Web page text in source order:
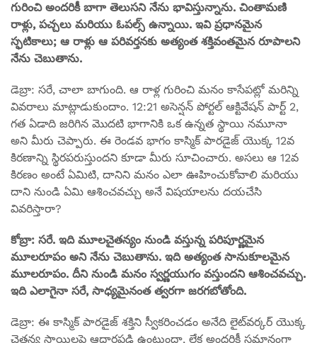
గురించి అందరికీ బాగా తెలుసని నేను భావిస్తున్నాను. చింతామణి
రాళ్లు, పచ్చలు మరియు ఓపల్స్ ఉన్నాయి. ఇవి ప్రధానమైన
స్ఫటికాలు; ఆ రాళ్లు ఆ పరివర్తనకు అత్యంత శక్తివంతమైన రూపాలని
నేను చెబుతాను.
డెబ్రా: సరే, చాలా బాగుంది. ఆ రాళ్ల గురించి మనం కాసేపట్లో మరిన్ని
వివరాలు మాట్లాడుకుందాం. 12:21 అసెన్షన్ పోర్టల్ ఆక్టివేషన్ పార్ట్ 2,
గత ఏడాది జరిగిన మొదటి భాగానికి ఒక ఉన్నత స్థాయి నమూనా
అని మీరు చెప్పారు. ఈ రెండవ భాగం కాస్మిక్ పారడైజ్ యొక్క 12వ
కిరణాన్ని స్థిరపరుస్తుందని కూడా మీరు సూచించారు. అసలు ఆ 12వ
కిరణం అంటే ఏమిటి, దానిని మనం ఎలా ఊహించుకోవాలి మరియు
దాని నుండి ఏమి ఆశించవచ్చు అనే విషయాలను దయచేసి
వివరిస్తారా?
కోబ్రా: సరే. ఇది మూలచైతన్యం నుండి వస్తున్న పరిపూర్ణమైన
మూలరూపం అని నేను చెబుతాను. ఇది అత్యంత సానుకూలమైన
మూలరూపం. దీని నుండి మనం స్వర్ణయుగం వస్తుందని ఆశించవచ్చు.
ఇది ఎలాగైనా సరే, సాధ్యమైనంత త్వరగా జరగబోతోంది.
డెబ్రా: ఈ కాస్మిక్ పారడైజ్ శక్తిని స్వీకరించడం అనేది లైట్‌వర్కర్ యొక్క
చైతన్య స్థాయిలపై ఆధారపడి ఉంటుందా, లేక అందరికీ సమానంగా